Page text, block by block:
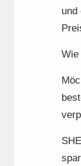
und
Wie